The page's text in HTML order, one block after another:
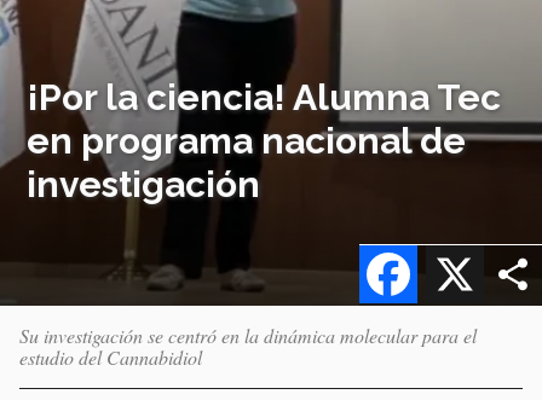
¡Por la ciencia! Alumna Tec
en programa nacional de
investigación
X
Facebook
Su investigación se centró en la dinámica molecular para el
estudio del Cannabidiol